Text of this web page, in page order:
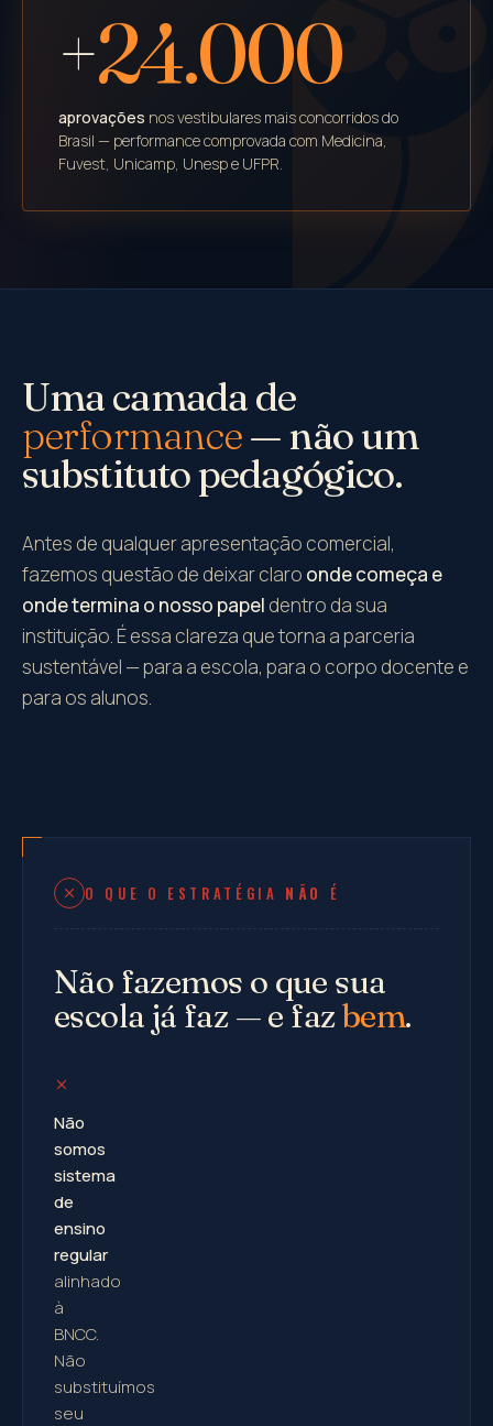
+24.000
aprovações nos vestibulares mais concorridos do
Brasil — performance comprovada com Medicina,
Fuvest, Unicamp, Unesp e UFPR.
Uma camada de
performance— não um
substituto pedagógico.
Antes de qualquer apresentação comercial,
fazemos questão de deixar claro onde começa e
onde termina o nosso papel dentro da sua
instituição. É essa clareza que torna a parceria
sustentável — para a escola, para o corpo docente e
para os alunos.
O QUE O ESTRATÉGIA NÃO É
Não fazemos o que sua
escola já faz — e fazbem.
Não
somos
sistema
de
ensino
regular
alinhado
à
BNCC.
Não
substituímos
seu